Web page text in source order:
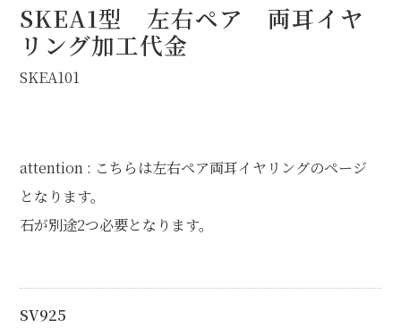
FAQ
SKEA1型 左右ペア 両耳イヤ
リング加工代金
SKEA101
attention : こちらは左右ペア両耳イヤリングのページ
となります。
石が別途2つ必要となります。
SV925